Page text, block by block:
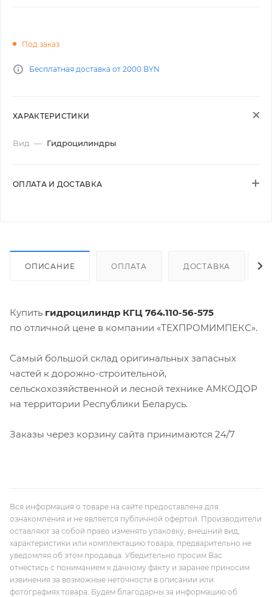
Под заказ
Бесплатная доставка от 2000 BYN
ХАРАКТЕРИСТИКИ
Вид — Гидроцилиндры
ОПЛАТА И ДОСТАВКА
ОПИСАНИЕ ОПЛАТА ДОСТАВКА
Купить гидроцилиндр КГЦ 764.110-56-575
по отличной цене в компании «ТЕХПРОМИМПЕКС».
Самый большой склад оригинальных запасных
частей к дорожно-строительной,
сельскохозяйственной и лесной технике АМКОДОР
на территории Республики Беларусь.
Заказы через корзину сайта принимаются 24/7
Вся информация о товаре на сайте предоставлена для
ознакомления и не является публичной офертой. Производители
оставляют за собой право изменять упаковку, внешний вид,
характеристики или комплектацию товара, предварительно не
уведомляя об этом продавца. Убедительно просим Вас
отнестись с пониманием к данному факту и заранее приносим
извинения за возможные неточности в описании или
фотографиях товара. Будем благодарны за информацию об